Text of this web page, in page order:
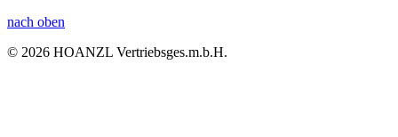
nach oben
© 2026 HOANZL Vertriebsges.m.b.H.